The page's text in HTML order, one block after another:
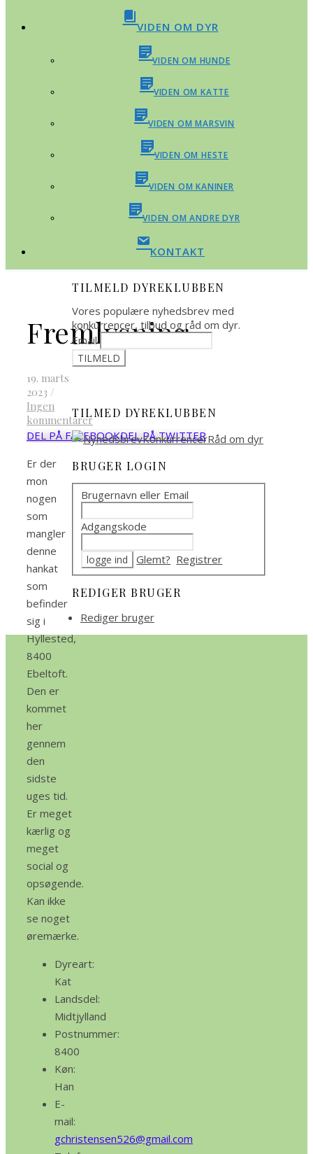
VIDEN OM DYR
VIDEN OM HUNDE
VIDEN OM KATTE
VIDEN OM MARSVIN
VIDEN OM HESTE
VIDEN OM KANINER
VIDEN OM ANDRE DYR
KONTAKT
Fremlysning
19. marts
2023 /
Ingen
kommentarer
DEL PÅ FACEBOOKDEL PÅ TWITTER
Er der
mon
nogen
som
mangler
denne
hankat
som
befinder
sig i
Hyllested,
8400
Ebeltoft.
Den er
kommet
her
gennem
den
sidste
uges tid.
Er meget
kærlig og
meget
social og
opsøgende.
Kan ikke
se noget
øremærke.
Dyreart:
Kat
Landsdel:
Midtjylland
Postnummer:
8400
Køn:
Han
E-
mail:
gchristensen526@gmail.com
TILMELD DYREKLUBBEN
Vores populære nyhedsbrev med
konkurrencer, tilbud og råd om dyr.
Email
TILMED DYREKLUBBEN
BRUGER LOGIN
Brugernavn eller Email
Adgangskode
Glemt? Registrer
REDIGER BRUGER
Rediger bruger